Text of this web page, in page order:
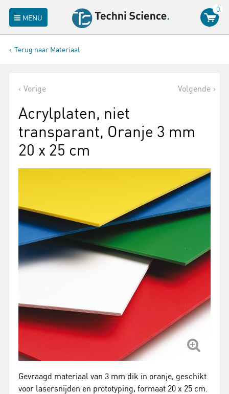
MENU
0
Terug naar Materiaal
Vorige Volgende
Acrylplaten, niet
transparant, Oranje 3 mm
20 x 25 cm
Gevraagd materiaal van 3 mm dik in oranje, geschikt
voor lasersnijden en prototyping, formaat 20 x 25 cm.